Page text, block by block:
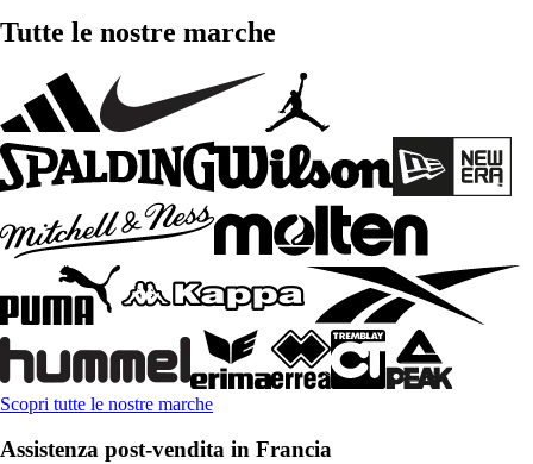
Tutte le nostre marche
Scopri tutte le nostre marche
Assistenza post-vendita in Francia